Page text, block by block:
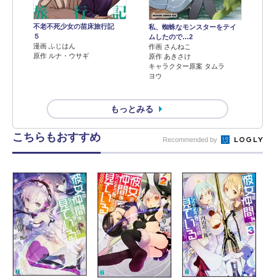
不老不死少女の苗床旅行記
５
漫画 ふじはん
原作 ルナ・ウサギ
私、蜘蛛なモンスターをテイ
ムしたので…2
作画 さんねこ
原作 あきさけ
キャラクター原案 タムラ
ヨウ
もっとみる
こちらもおすすめ Recommended by